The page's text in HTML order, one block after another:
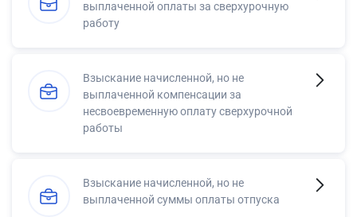
выплаченной оплаты за сверхурочную
работу
Взыскание начисленной, но не
выплаченной компенсации за
несвоевременную оплату сверхурочной
работы
Взыскание начисленной, но не
выплаченной суммы оплаты отпуска